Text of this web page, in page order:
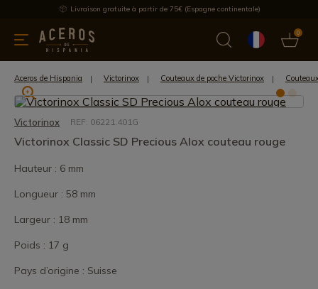
Livraison gratuite à partir de 75€ (Espagne continentale)
0
de cuisine Offre Dernières nouvelles Meilleures ventes
Aceros de Hispania Victorinox Couteaux de poche Victorinox
Victorinox REF: 06221.401G
Victorinox Classic SD Precious Alox couteau rouge
Hauteur : 6 mm
Longueur : 58 mm
Largeur : 18 mm
Poids : 17 g
Pays d’origine : Suisse